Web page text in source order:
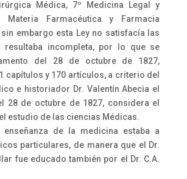
Médica, 7º Medicina Legal y
Farmacéutica y Farmacia
sin embargo esta Ley no satisfacía las
resultaba incompleta, por lo que se
del 28 de octubre de 1827,
capítulos y 170 artículos, a criterio del
e historiador Dr. Valentín Abecia el
28 de octubre de 1827, considera el
estudio de las ciencias Médicas.
enseñanza de la medicina estaba a
particulares, de manera que el Dr.
fue educado también por el Dr. C.A.